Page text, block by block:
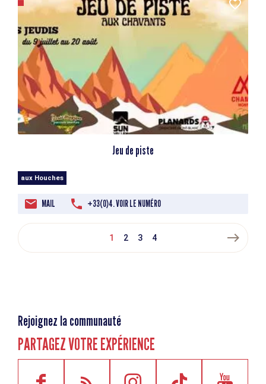
Jeu de piste
aux Houches
MAIL +33(0)4. VOIR LE NUMÉRO
1 2 3 4 east
Rejoignez la communauté
PARTAGEZ VOTRE EXPÉRIENCE